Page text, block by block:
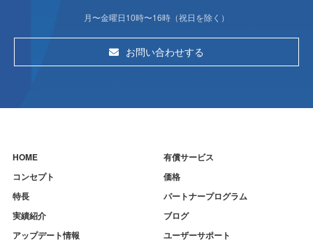
月〜金曜日10時〜16時（祝日を除く）
お問い合わせする
HOME
コンセプト
特長
実績紹介
アップデート情報
有償サービス
価格
パートナープログラム
ブログ
ユーザーサポート